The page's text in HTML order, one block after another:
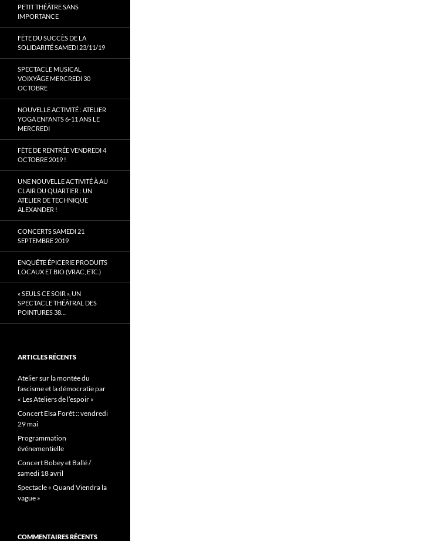
PETIT THÉÂTRE SANS
IMPORTANCE
FÊTE DU SUCCÈS DE LA
SOLIDARITÉ SAMEDI 23/11/19
SPECTACLE MUSICAL
VOIXYÂGE MERCREDI 30
OCTOBRE
NOUVELLE ACTIVITÉ : ATELIER
YOGA ENFANTS 6-11 ANS LE
MERCREDI
FÊTE DE RENTRÉE VENDREDI 4
OCTOBRE 2019 !
UNE NOUVELLE ACTIVITÉ À AU
CLAIR DU QUARTIER : UN
ATELIER DE TECHNIQUE
ALEXANDER !
CONCERTS SAMEDI 21
SEPTEMBRE 2019
ENQUÊTE ÉPICERIE PRODUITS
LOCAUX ET BIO (VRAC, ETC.)
« SEULS CE SOIR », UN
SPECTACLE THÉÂTRAL DES
POINTURES 38…
ARTICLES RÉCENTS
Atelier sur la montée du
fascisme et la démocratie par
« Les Ateliers de l’espoir »
Concert Elsa Forêt :: vendredi
29 mai
Programmation
événementielle
Concert Bobey et Ballé /
samedi 18 avril
Spectacle « Quand Viendra la
vague »
COMMENTAIRES RÉCENTS